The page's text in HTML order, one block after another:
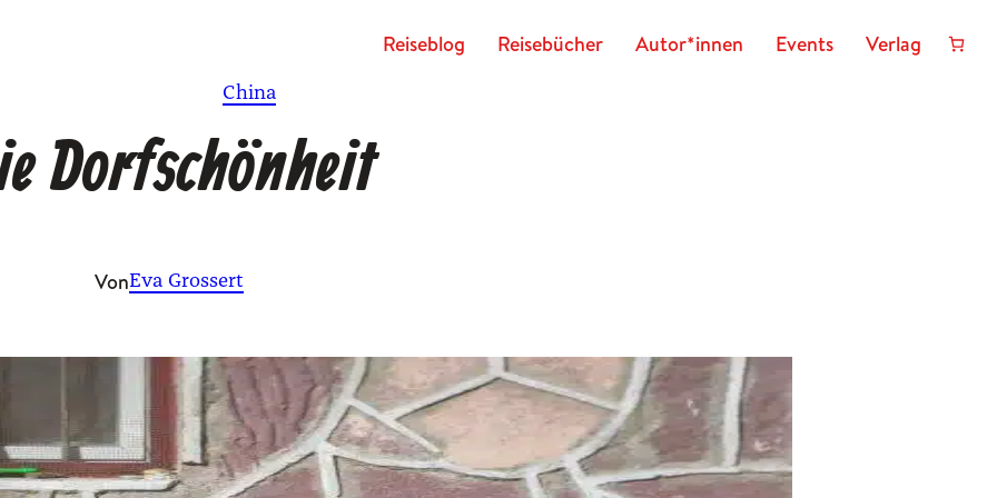
Rei­se­blog Reisebücher Autor*innen Events Verlag
China
Dorfschönheit
VonEva Grossert